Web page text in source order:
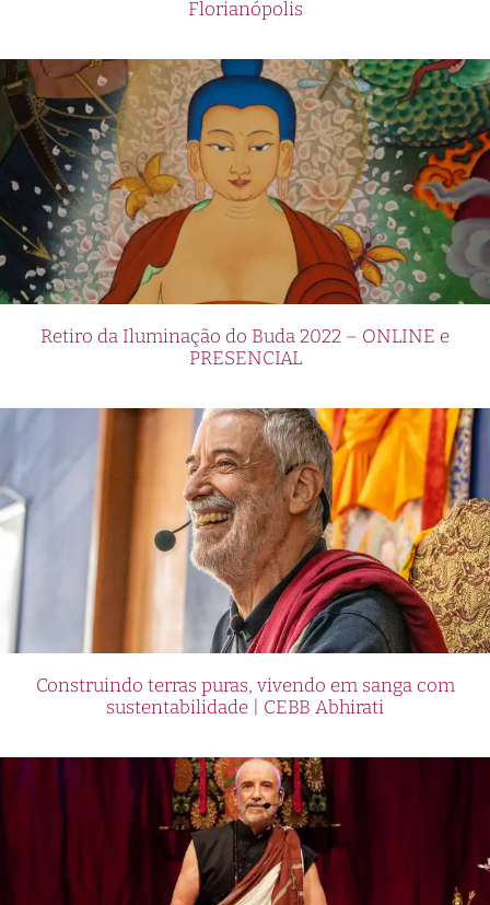
Florianópolis
Retiro da Iluminação do Buda 2022 – ONLINE e
PRESENCIAL
Construindo terras puras, vivendo em sanga com
sustentabilidade | CEBB Abhirati